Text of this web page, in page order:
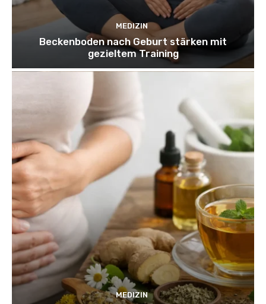
MEDIZIN
Beckenboden nach Geburt stärken mit
gezieltem Training
MEDIZIN